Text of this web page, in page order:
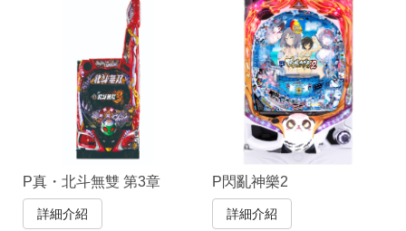
P真・北斗無雙 第3章
詳細介紹
P閃亂神樂2
詳細介紹